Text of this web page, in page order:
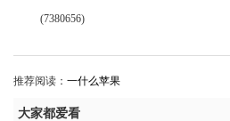
(7380656)
推荐阅读： 一什么苹果
大家都爱看